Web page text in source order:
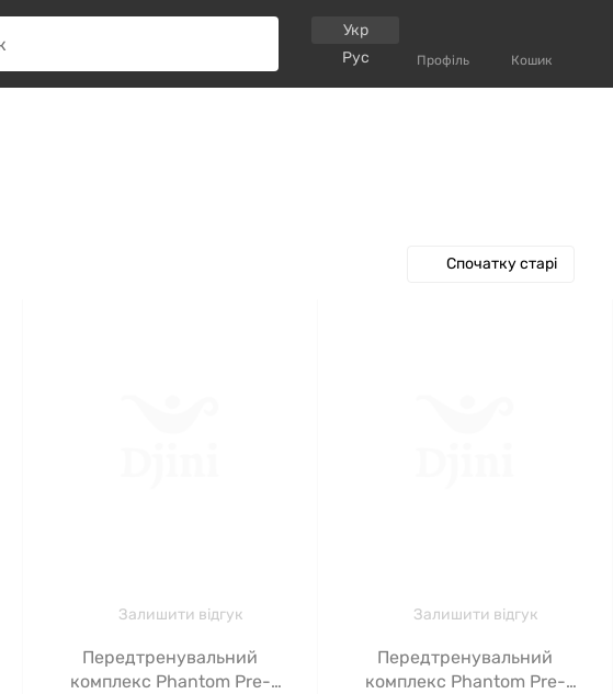
Укр
Рус
Профіль Кошик
Спочатку старі
Залишити відгук
Передтренувальний
комплекс Phantom Pre-
Залишити відгук
Передтренувальний
комплекс Phantom Pre-